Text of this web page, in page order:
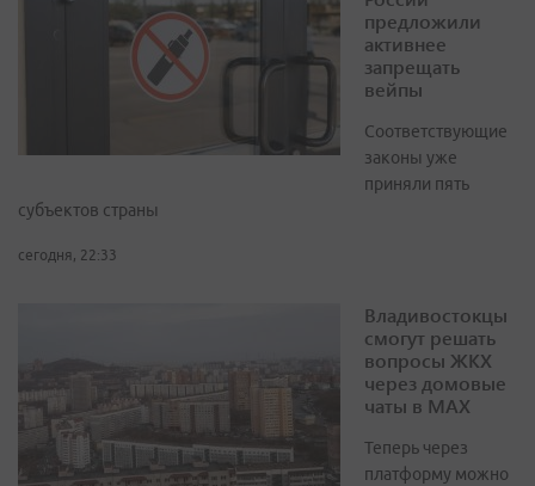
предложили
активнее
запрещать
вейпы
Соответствующие
законы уже
приняли пять
субъектов страны
сегодня, 22:33
Владивостокцы
смогут решать
вопросы ЖКХ
через домовые
чаты в МАХ
Теперь через
платформу можно